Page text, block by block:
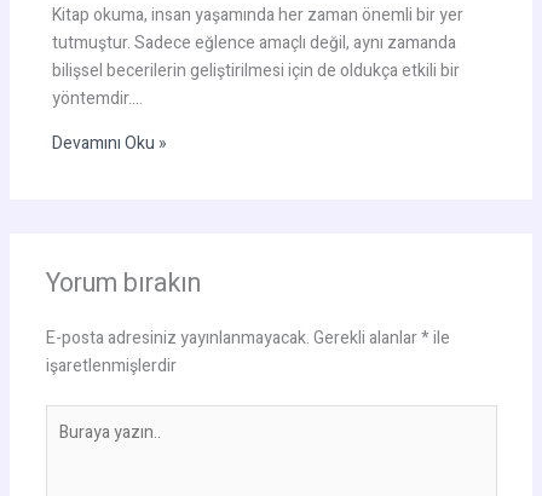
Kitap okuma, insan yaşamında her zaman önemli bir yer
tutmuştur. Sadece eğlence amaçlı değil, aynı zamanda
bilişsel becerilerin geliştirilmesi için de oldukça etkili bir
yöntemdir.…
Devamını Oku »
Yorum bırakın
E-posta adresiniz yayınlanmayacak.Gerekli alanlar*ile
işaretlenmişlerdir
yazın..